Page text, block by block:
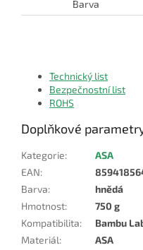
Barva
Technický list
Bezpečnostní list
ROHS
Doplňkové
Kategorie:
ASA
EAN:
Barva:
hnědá
Hmotnost:
750 g
Kompatibilita:
Bambu
Materiál:
ASA